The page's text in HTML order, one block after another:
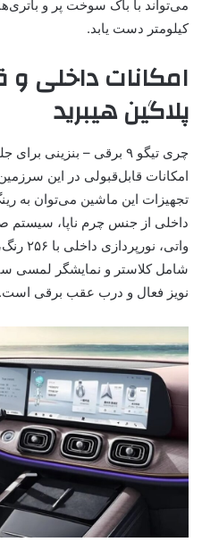
کیلومتر دست یابد.
پلاگین هیبرید
چری تیگو ۹ برقی – بنزینی
امکانات قابل‌قبولی در این
شامل کلاستر و نمایشگر لمسی
نویز فعال و درب عقب برقی است.